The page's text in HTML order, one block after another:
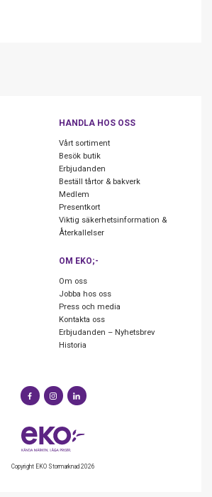
HANDLA HOS OSS
Vårt sortiment
Besök butik
Erbjudanden
Beställ tårtor & bakverk
Medlem
Presentkort
Viktig säkerhetsinformation &
Återkallelser
OM EKO;-
Om oss
Jobba hos oss
Press och media
Kontakta oss
Erbjudanden – Nyhetsbrev
Historia
Copyright EKO Stormarknad 2026